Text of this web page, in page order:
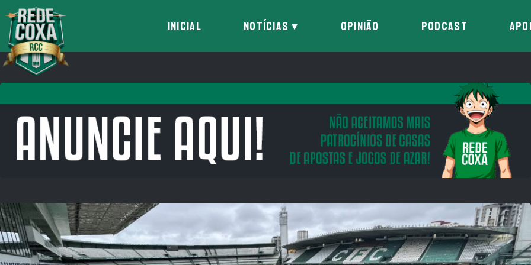
INICIAL NOTÍCIAS OPINIÃO PODCAST